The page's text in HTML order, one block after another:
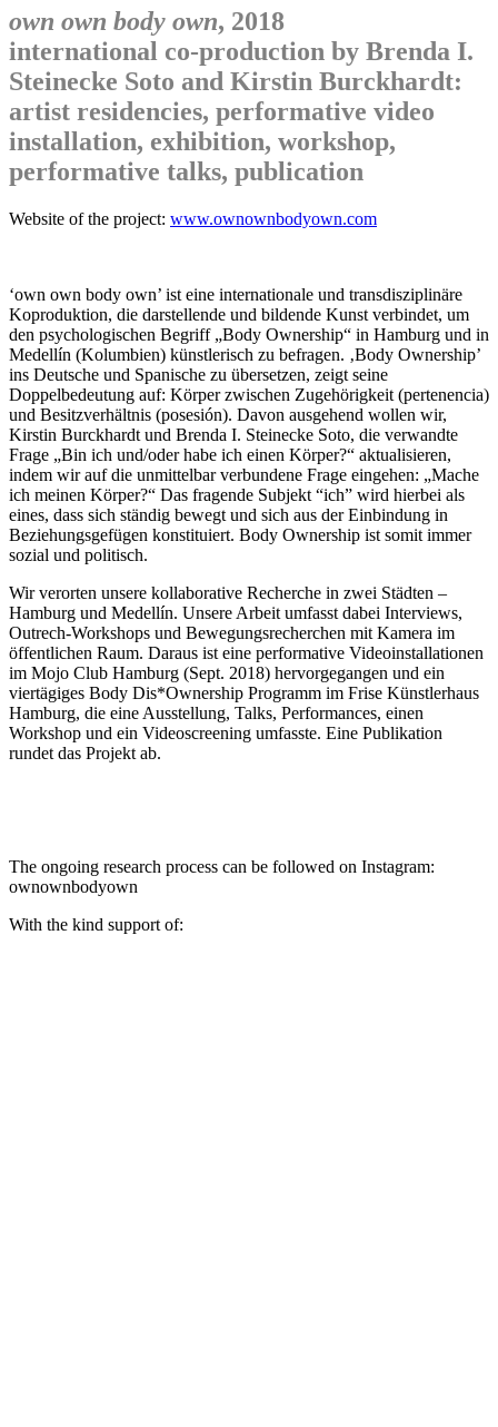
own own body own, 2018
international co-production by Brenda I.
Steinecke Soto and Kirstin Burckhardt:
artist residencies, performative video
installation, exhibition, workshop,
performative talks, publication
Website of the project: www.ownownbodyown.com
‘own own body own’ ist eine internationale und transdisziplinäre
Koproduktion, die darstellende und bildende Kunst verbindet, um
den psychologischen Begriff „Body Ownership“ in Hamburg und in
Medellín (Kolumbien) künstlerisch zu befragen. ‚Body Ownership’
ins Deutsche und Spanische zu übersetzen, zeigt seine
Doppelbedeutung auf: Körper zwischen Zugehörigkeit (pertenencia)
und Besitzverhältnis (posesión). Davon ausgehend wollen wir,
Kirstin Burckhardt und Brenda I. Steinecke Soto, die verwandte
Frage „Bin ich und/oder habe ich einen Körper?“ aktualisieren,
indem wir auf die unmittelbar verbundene Frage eingehen: „Mache
ich meinen Körper?“ Das fragende Subjekt “ich” wird hierbei als
eines, dass sich ständig bewegt und sich aus der Einbindung in
Beziehungsgefügen konstituiert. Body Ownership ist somit immer
sozial und politisch.
Wir verorten unsere kollaborative Recherche in zwei Städten –
Hamburg und Medellín. Unsere Arbeit umfasst dabei Interviews,
Outrech-Workshops und Bewegungsrecherchen mit Kamera im
öffentlichen Raum. Daraus ist eine performative Videoinstallationen
im Mojo Club Hamburg (Sept. 2018) hervorgegangen und ein
viertägiges Body Dis*Ownership Programm im Frise Künstlerhaus
Hamburg, die eine Ausstellung, Talks, Performances, einen
Workshop und ein Videoscreening umfasste. Eine Publikation
rundet das Projekt ab.
The ongoing research process can be followed on Instagram:
ownownbodyown
With the kind support of: